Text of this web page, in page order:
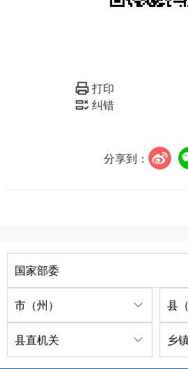
打印
纠错
分享到：
国家部委
市（州） 县
县直机关 乡